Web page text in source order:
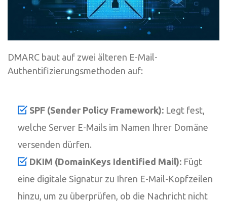
DMARC baut auf zwei älteren E-Mail-
Authentifizierungsmethoden auf:
SPF (Sender Policy Framework): Legt fest,
welche Server E-Mails im Namen Ihrer Domäne
versenden dürfen.
DKIM (DomainKeys Identified Mail): Fügt
eine digitale Signatur zu Ihren E-Mail-Kopfzeilen
hinzu, um zu überprüfen, ob die Nachricht nicht